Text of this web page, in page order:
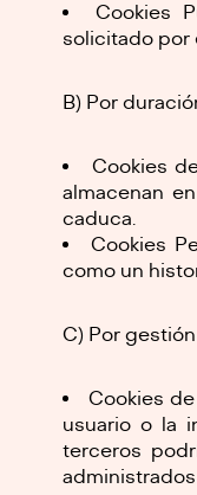
Cookies
solicitado por
B) Por
Cookies
almacenan
caduca.
Cookies
como un
C) Por gestión
Cookies
usuario o la
terceros